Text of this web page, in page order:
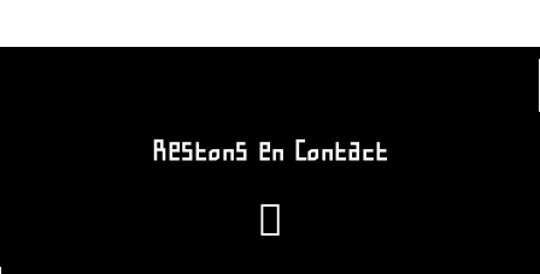
Restons en Contact